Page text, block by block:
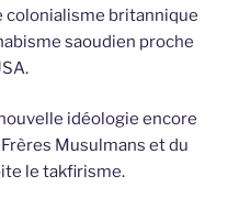
colonialisme britannique
saoudien proche
idéologie encore
Musulmans et du
le takfirisme.